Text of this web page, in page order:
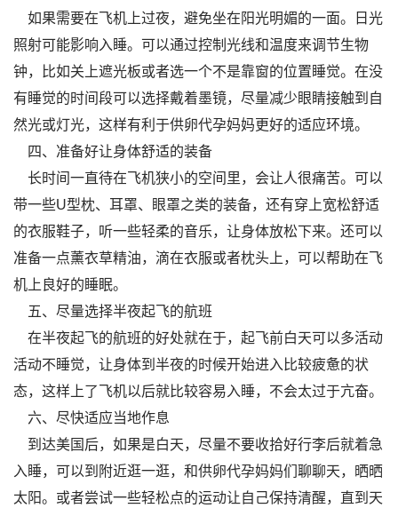
如果需要在飞机上过夜，避免坐在阳光明媚的一面。日光
照射可能影响入睡。可以通过控制光线和温度来调节生物
钟，比如关上遮光板或者选一个不是靠窗的位置睡觉。在没
有睡觉的时间段可以选择戴着墨镜，尽量减少眼睛接触到自
然光或灯光，这样有利于供卵代孕妈妈更好的适应环境。
四、准备好让身体舒适的装备
长时间一直待在飞机狭小的空间里，会让人很痛苦。可以
带一些U型枕、耳罩、眼罩之类的装备，还有穿上宽松舒适
的衣服鞋子，听一些轻柔的音乐，让身体放松下来。还可以
准备一点薰衣草精油，滴在衣服或者枕头上，可以帮助在飞
机上良好的睡眠。
五、尽量选择半夜起飞的航班
在半夜起飞的航班的好处就在于，起飞前白天可以多活动
活动不睡觉，让身体到半夜的时候开始进入比较疲惫的状
态，这样上了飞机以后就比较容易入睡，不会太过于亢奋。
六、尽快适应当地作息
到达美国后，如果是白天，尽量不要收拾好行李后就着急
入睡，可以到附近逛一逛，和供卵代孕妈妈们聊聊天，晒晒
太阳。或者尝试一些轻松点的运动让自己保持清醒，直到天